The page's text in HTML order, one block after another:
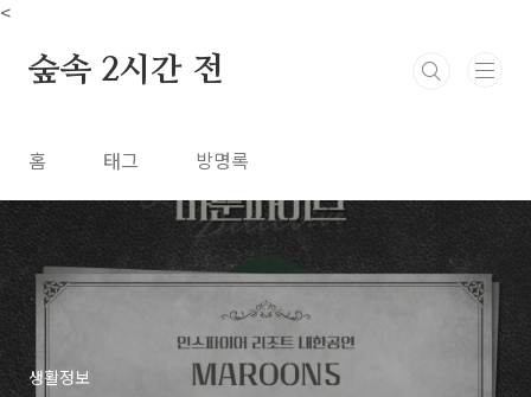
<
본문 바로가기
숲속 2시간 전
홈 태그 방명록
생활정보